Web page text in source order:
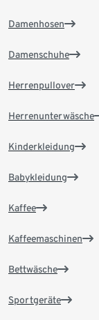
Damenhosen
Damenschuhe
Herrenpullover
Herrenunterwäsche
Kinderkleidung
Babykleidung
Kaffee
Kaffeemaschinen
Bettwäsche
Sportgeräte